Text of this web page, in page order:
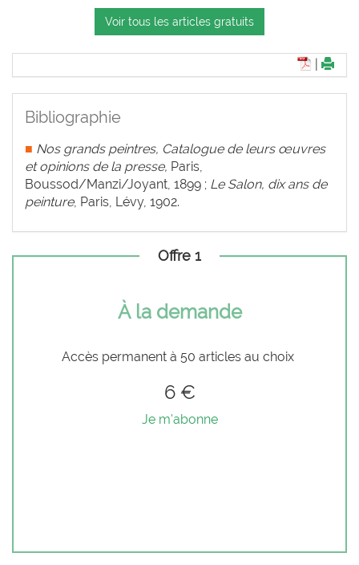
Voir tous les articles gratuits
Bibliographie
■ Nos grands peintres, Catalogue de leurs œuvres
et opinions de la presse, Paris,
Boussod/Manzi/Joyant, 1899 ; Le Salon, dix ans de
peinture, Paris, Lévy, 1902.
Offre 1
À la demande
Accès permanent à 50 articles au choix
6 €
Je m'abonne